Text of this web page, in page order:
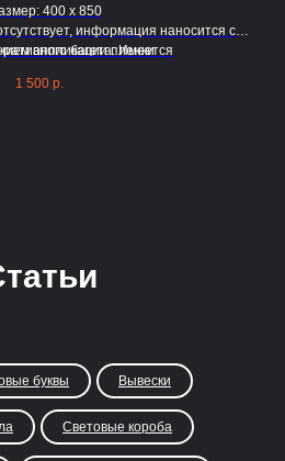
400 х 850
информация наносится с
аппликации пленки
багета: Имеется
1 500 р.
буквы Вывески
Световые короба